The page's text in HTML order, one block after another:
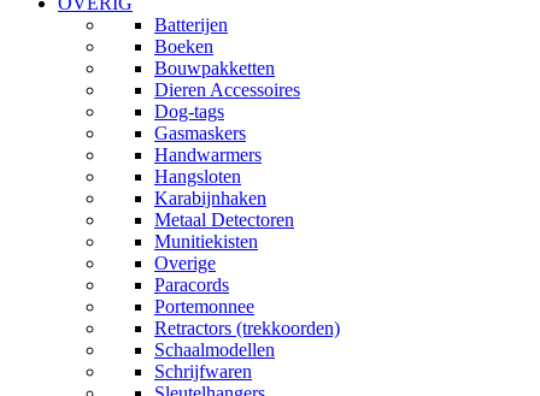
Batterijen
Boeken
Bouwpakketten
Dieren Accessoires
Dog-tags
Gasmaskers
Handwarmers
Hangsloten
Karabijnhaken
Metaal Detectoren
Munitiekisten
Overige
Paracords
Portemonnee
Retractors (trekkoorden)
Schaalmodellen
Schrijfwaren